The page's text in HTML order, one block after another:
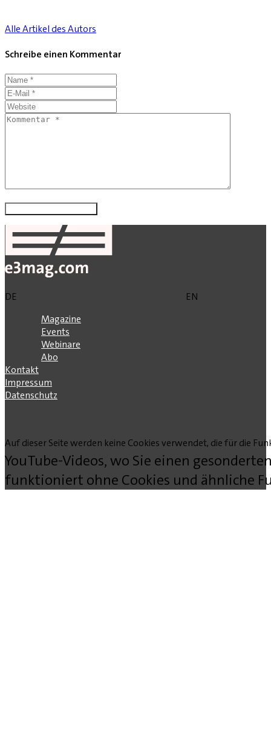
Alle Artikel des Autors
Schreibe einen Kommentar
DE
EN
Magazine
Events
Webinare
Abo
Kontakt
Impressum
Datenschutz
Auf dieser Seite werden keine Cookies verwendet, die für die
YouTube-Videos, wo Sie einen
funktioniert ohne Cookies und ähnliche